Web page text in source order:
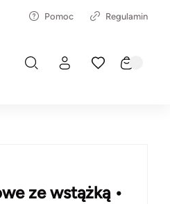
Pomoc Regulamin
ze wstążką •